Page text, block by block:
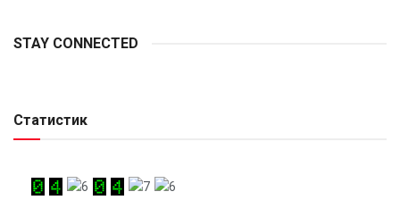
STAY CONNECTED
Статистик